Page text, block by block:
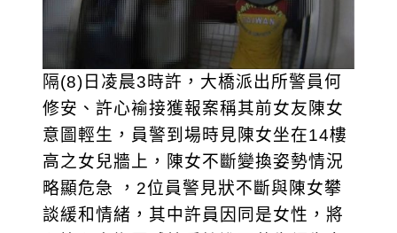
隔(8)日凌晨3時許，大橋派出所警員何
修安、許心褕接獲報案稱其前女友陳女
意圖輕生，員警到場時見陳女坐在14樓
高之女兒牆上，陳女不斷變換姿勢情況
略顯危急 ，2位員警見狀不斷與陳女攀
談緩和情緒，其中許員因同是女性，將